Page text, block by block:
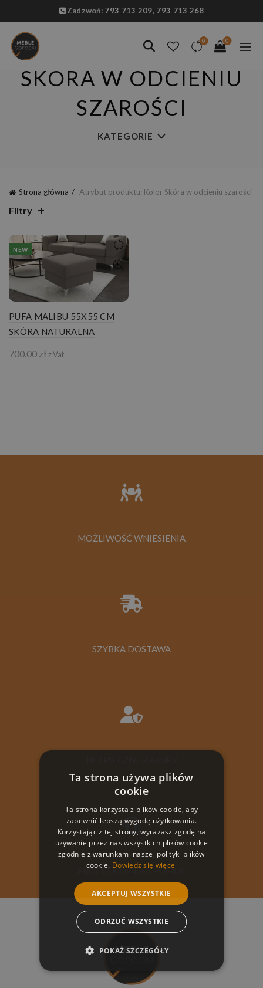
Zadzwoń: 793 713 209, 793 713 268
0 0
SKÓRA W ODCIENIU
SZAROŚCI
KATEGORIE
Strona główna Atrybut produktu: Kolor Skóra w odcieniu szarości
Filtry
NEW
PUFA MALIBU 55X55 CM
SKÓRA NATURALNA
700,00 zł z Vat
MOŻLIWOŚĆ WNIESIENIA
SZYBKA DOSTAWA
PROFESJONALNA POMOC
Ta strona używa plików
cookie
Ta strona korzysta z plików cookie, aby
zapewnić lepszą wygodę użytkowania.
Korzystając z tej strony, wyrażasz zgodę na
używanie przez nas wszystkich plików cookie
zgodnie z warunkami naszej polityki plików
cookie. Dowiedz się więcej
AKCEPTUJ WSZYSTKIE
ODRZUĆ WSZYSTKIE
POKAŻ SZCZEGÓŁY